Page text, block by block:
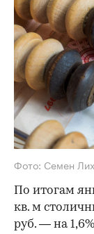
Фото: Семен
По итогам
кв. м
руб. — на